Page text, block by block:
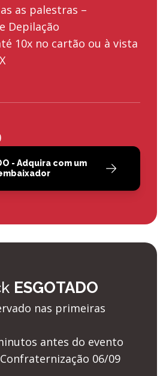
as palestras –
Depilação
10x no cartão ou à vista
- Adquira com um
ESGOTADO
nas primeiras
antes do evento
06/09